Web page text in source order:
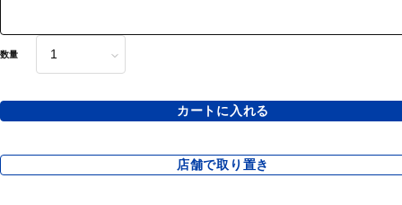
数量
カートに入れる
店舗で取り置き